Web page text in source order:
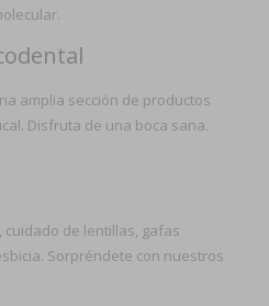
amplia sección de productos
Disfruta de una boca sana.
cuidado de lentillas, gafas
Sorpréndete con nuestros